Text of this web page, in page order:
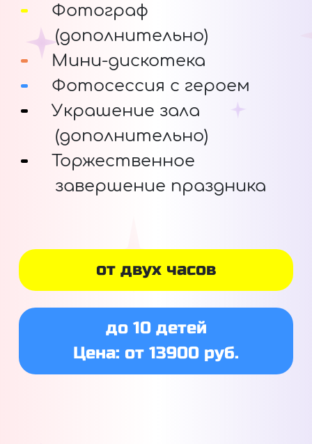
Фотограф
(дополнительно)
Мини-дискотека
Фотосессия с героем
Украшение зала
(дополнительно)
Торжественное
завершение праздника
от двух часов
до 10 детей
Цена: от 13900 руб.